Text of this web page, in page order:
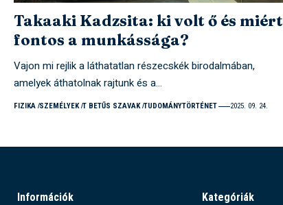
Takaaki Kadzsita: ki volt ő és miért
fontos a munkássága?
Vajon mi rejlik a láthatatlan részecskék birodalmában,
amelyek áthatolnak rajtunk és a…
FIZIKA SZEMÉLYEK T BETŰS SZAVAK TUDOMÁNYTÖRTÉNET 2025. 09. 24.
Információk Kategóriák